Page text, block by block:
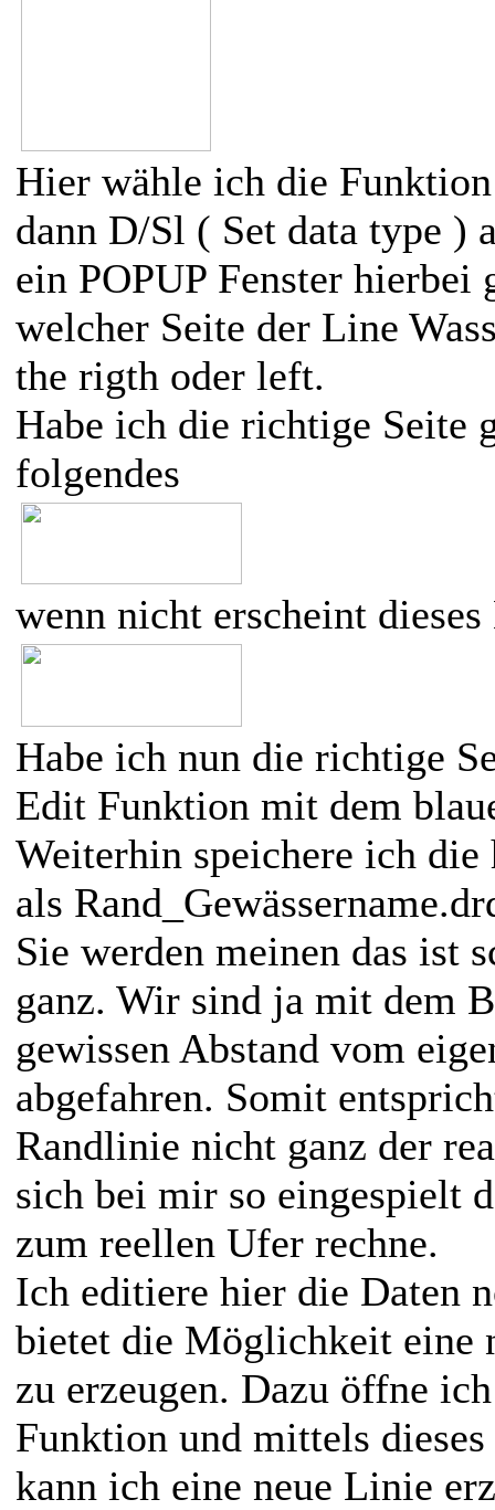
Hier wähle ich die
dann D/Sl ( Set data type )
ein POPUP Fenster hierbei
welcher Seite der Line
the rigth oder left.
Habe ich die richtige Seite
folgendes
wenn nicht erscheint
Habe ich nun die richtige
Edit Funktion mit dem
Weiterhin speichere ich
als
Sie werden meinen das ist
ganz. Wir sind ja mit dem
gewissen Abstand vom
abgefahren. Somit
Randlinie nicht ganz der
sich bei mir so eingespielt
zum reellen Ufer rechne.
Ich editiere hier die Daten
bietet die Möglichkeit eine
zu erzeugen. Dazu öffne
Funktion und mittels
kann ich eine neue Linie